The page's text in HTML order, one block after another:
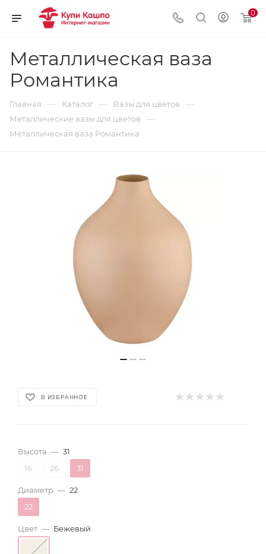
0
Металлическая ваза
Романтика
Главная — Каталог — Вазы для цветов —
Металлические вазы для цветов —
Металлическая ваза Романтика
В ИЗБРАННОЕ
Высота — 31
16
26 31
Диаметр — 22
22
Цвет — Бежевый